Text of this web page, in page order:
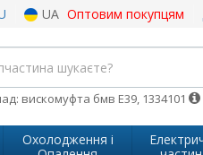
UA Оптовим покупцям
вискомуфта бмв Е39, 1334101
Охолодження і